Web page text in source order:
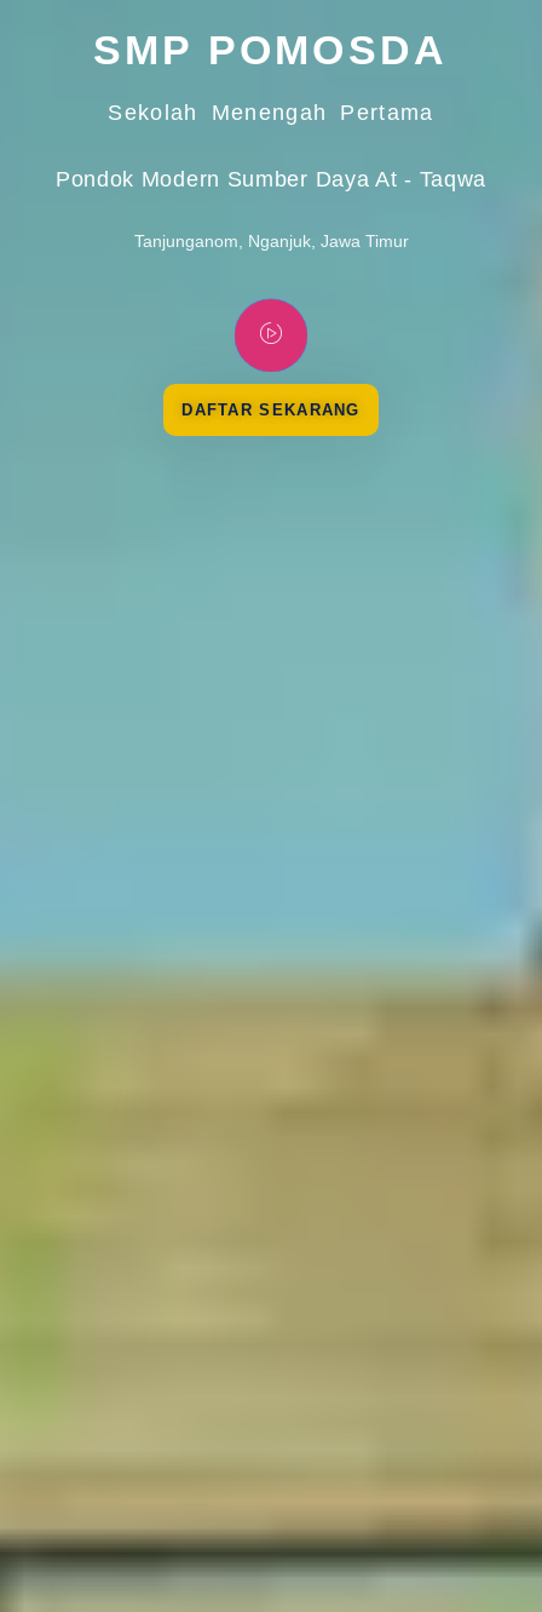
SMP POMOSDA
Sekolah Menengah Pertama
Pondok Modern Sumber Daya At - Taqwa
Tanjunganom, Nganjuk, Jawa Timur
DAFTAR SEKARANG